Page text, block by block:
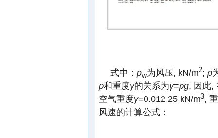
式中： pw为风压, kN/m2; ρ
ρ和重度γ的关系为γ=ρg, 因此,
空气重度γ=0.012 25 kN/m3,
风速的计算公式：